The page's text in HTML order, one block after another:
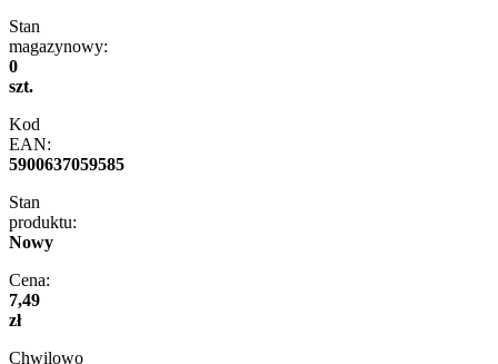
Stan
magazynowy:
0
szt.
Kod
EAN:
5900637059585
Stan
produktu:
Nowy
Cena:
7,49
zł
Chwilowo